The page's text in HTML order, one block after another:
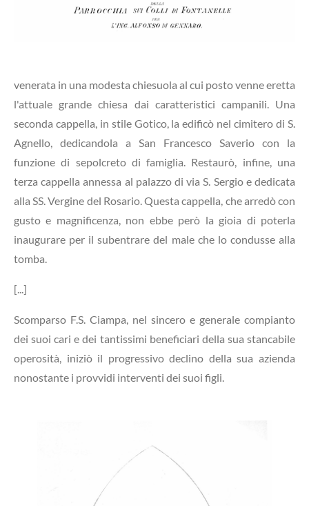
venerata in una modesta chiesuola al cui posto venne eretta
l'attuale grande chiesa dai caratteristici campanili. Una
seconda cappella, in stile Gotico, la edificò nel cimitero di S.
Agnello, dedicandola a San Francesco Saverio con la
funzione di sepolcreto di famiglia. Restaurò, infine, una
terza cappella annessa al palazzo di via S. Sergio e dedicata
alla SS. Vergine del Rosario. Questa cappella, che arredò con
gusto e magnificenza, non ebbe però la gioia di poterla
inaugurare per il subentrare del male che lo condusse alla
tomba.
[...]
Scomparso F.S. Ciampa, nel sincero e generale compianto
dei suoi cari e dei tantissimi beneficiari della sua stancabile
operosità, iniziò il progressivo declino della sua azienda
nonostante i provvidi interventi dei suoi figli.